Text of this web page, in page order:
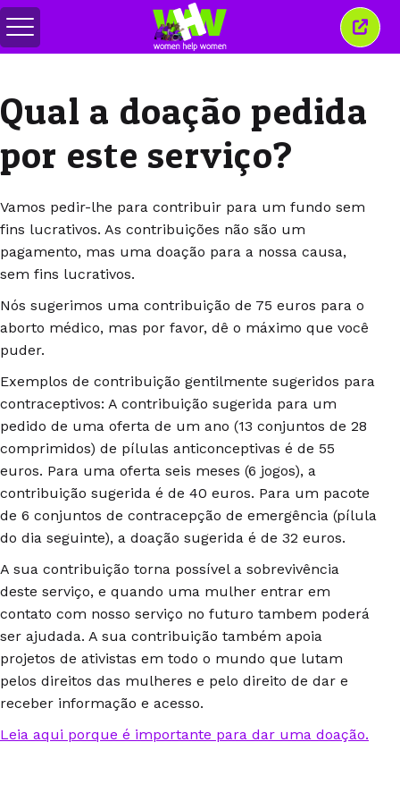
Alternar
menu
esta
Qual a doação pedida
por este serviço?
Vamos pedir-lhe para contribuir para um fundo sem
fins lucrativos. As contribuições não são um
pagamento, mas uma doação para a nossa causa,
sem fins lucrativos.
Nós sugerimos uma contribuição de 75 euros para o
aborto médico, mas por favor, dê o máximo que você
puder.
Exemplos de contribuição gentilmente sugeridos para
contraceptivos: A contribuição sugerida para um
pedido de uma oferta de um ano (13 conjuntos de 28
comprimidos) de pílulas anticonceptivas é de 55
euros. Para uma oferta seis meses (6 jogos), a
contribuição sugerida é de 40 euros. Para um pacote
de 6 conjuntos de contracepção de emergência (pílula
do dia seguinte), a doação sugerida é de 32 euros.
A sua contribuição torna possível a sobrevivência
deste serviço, e quando uma mulher entrar em
contato com nosso serviço no futuro tambem poderá
ser ajudada. A sua contribuição também apoia
projetos de ativistas em todo o mundo que lutam
pelos direitos das mulheres e pelo direito de dar e
receber informação e acesso.
Leia aqui porque é importante para dar uma doação.